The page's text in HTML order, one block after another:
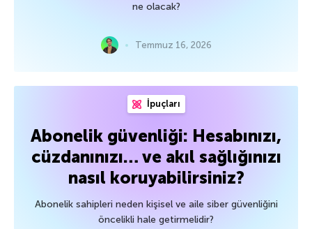
ne olacak?
Temmuz 16, 2026
İpuçları
Abonelik güvenliği: Hesabınızı,
cüzdanınızı… ve akıl sağlığınızı
nasıl koruyabilirsiniz?
Abonelik sahipleri neden kişisel ve aile siber güvenliğini
öncelikli hale getirmelidir?